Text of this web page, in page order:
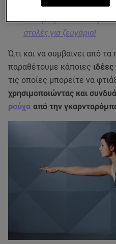
Απόκριες 2025: Αυτές
στολές για ζευγάρια!
Ό,τι και να συμβαίνει από
παραθέτουμε κάποιες
τις οποίες μπορείτε να
χρησιμοποιώντας και
ρούχα από την